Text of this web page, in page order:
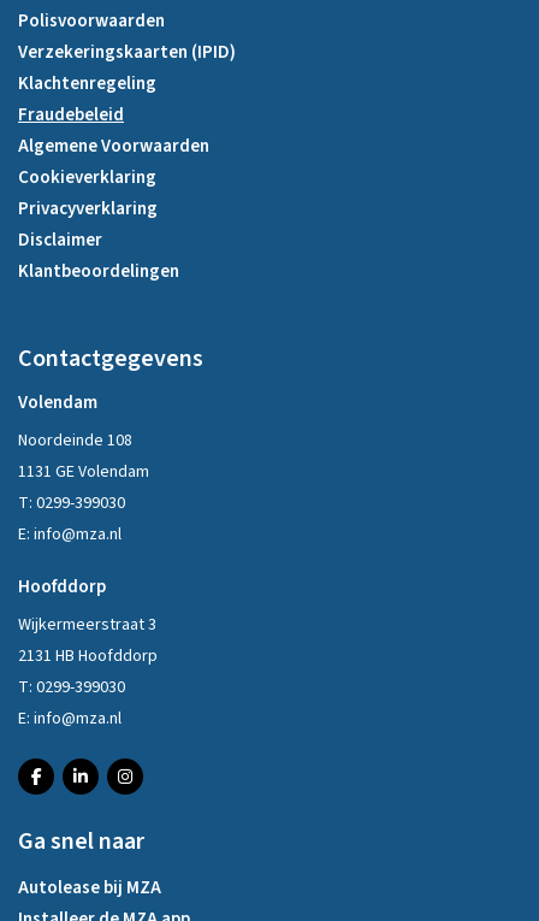
Polisvoorwaarden
Verzekeringskaarten (IPID)
Klachtenregeling
Fraudebeleid
Algemene Voorwaarden
Cookieverklaring
Privacyverklaring
Disclaimer
Klantbeoordelingen
Contactgegevens
Volendam
Noordeinde 108
1131 GE Volendam
T: 0299-399030
E: info@mza.nl
Hoofddorp
Wijkermeerstraat 3
2131 HB Hoofddorp
T: 0299-399030
E: info@mza.nl
Ga snel naar
Autolease bij MZA